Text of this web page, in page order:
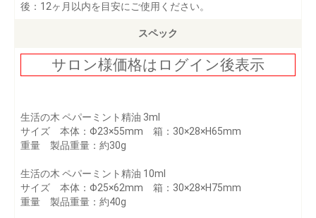
後：12ヶ月以内を目安にご使用ください。
スペック
サロン様価格はログイン後表示
生活の木 ペパーミント精油 3ml
サイズ 本体：Φ23×55mm 箱：30×28×H65mm
重量 製品重量：約30g
生活の木 ペパーミント精油 10ml
サイズ 本体：Φ25×62mm 箱：30×28×H75mm
重量 製品重量：約40g